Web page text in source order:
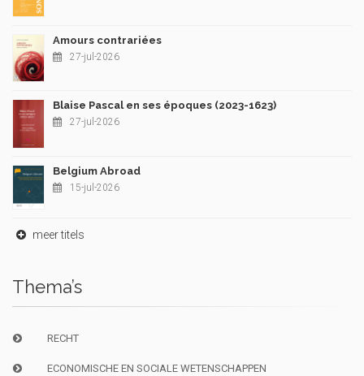
Amours contrariées
27-jul-2026
Blaise Pascal en ses époques (2023-1623)
27-jul-2026
Belgium Abroad
15-jul-2026
meer titels
Thema’s
RECHT
ECONOMISCHE EN SOCIALE WETENSCHAPPEN